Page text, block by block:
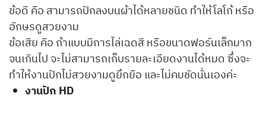
ข้อดี คือ สามารถปักลงบนผ้าได้หลายชนิด ทำให้โลโก้ หรือ
อักษรดูสวยงาม
ข้อเสีย คือ ถ้าแบบมีการไล่เฉดสี หรือขนาดฟอร์นเล็กมาก
จนเกินไป จะไม่สามารถเก็บรายละเอียดงานได้หมด ซึ่งจะ
ทำให้งานปักไม่สวยงามดูยึกยือ และไม่คมชัดนั่นเองค่ะ
งานปัก HD